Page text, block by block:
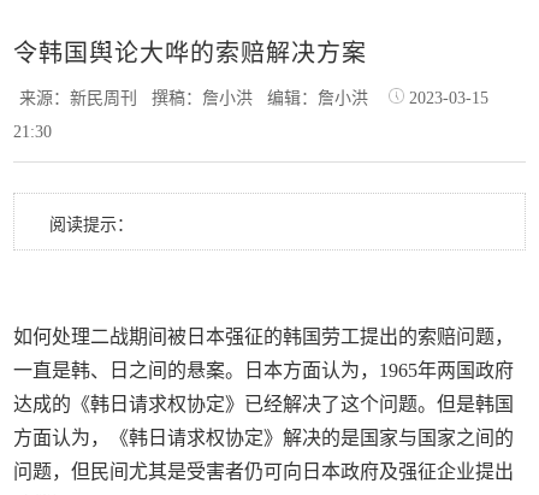
令韩国舆论大哗的索赔解决方案
来源：新民周刊撰稿：詹小洪 编辑：詹小洪
2023-03-15
21:30
阅读提示：
如何处理二战期间被日本强征的韩国劳工提出的索赔问题，
一直是韩、日之间的悬案。日本方面认为，1965年两国政府
达成的《韩日请求权协定》已经解决了这个问题。但是韩国
方面认为，《韩日请求权协定》解决的是国家与国家之间的
问题，但民间尤其是受害者仍可向日本政府及强征企业提出